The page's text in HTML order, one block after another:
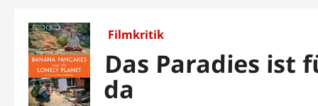
Filmkritik
Das Paradies ist
da